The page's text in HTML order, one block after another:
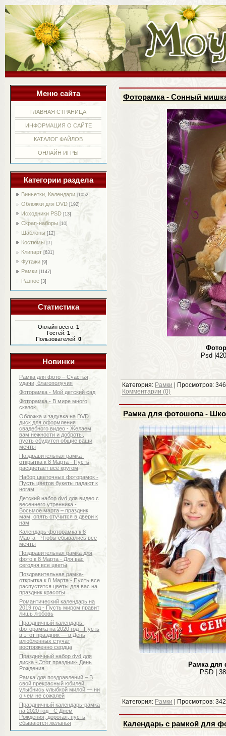
Меню сайта
ГЛАВНАЯ СТРАНИЦА
ИНФОРМАЦИЯ О САЙТЕ
КАТАЛОГ ФАЙЛОВ
ОНЛАЙН ИГРЫ
Категории раздела
Виньетки, Календари [1052]
Обложки для DVD [192]
Исходники PSD [13]
Скрап-наборы [10]
Шаблоны [12]
Костюмы [7]
Клипарт [631]
Футажи [9]
Рамки [1147]
Разное [3]
Статистика
Онлайн всего: 1
Гостей: 1
Пользователей: 0
Новинки
Рамка для фото – Счастья,
удачи, благополучия
Фоторамка - Мой детский сад
Фоторамка - В мире много
сказок
Обложка и задувка на DVD
диск для оформления
свадебного видео - Желаем
вам нежности и доброты,
пусть сбудутся общие ваши
мечты
Поздравительная рамка-
открытка к 8 Марта - Пусть
расцветает всё кругом
Набор цветочных фоторамок -
Пусть цветов букеты падают к
ногам
Детский набор dvd для видео с
весеннего утренника -
Восьмое марта – праздник
мам, опять стучится в двери к
нам
Календарь-фоторамка к 8
Марта - Чтобы сбывались все
мечты
Поздравительная рамка для
фото к 8 Марта - Для вас
сегодня все цветы
Поздравительная рамка-
открытка к 8 Марта - Пусть все
распустятся цветы для вас на
праздник красоты
Романтический календарь на
2019 год - Пусть миром правит
лишь любовь
Праздничный календарь-
фоторамка на 2020 год - Пусть
в этот праздник — в День
влюбленных стучат
восторженно сердца
Праздничный набор dvd для
диска - Этот праздник- День
Рождения
Рамка для поздравлений – В
свой прекрасный юбилей,
улыбнись улыбкой милой — ни
о чем не сожалей
Праздничный календарь-рамка
на 2020 год - С Днем
Рождения, дорогая, пусть
сбываются желанья
Фоторамка - Сонный
Psd
Категория: Рамки | Просмотров:
Комментарии (0)
Рамка для фотошопа -
Рамка для
PSD |
Категория: Рамки | Просмотров:
Календарь с рамкой для